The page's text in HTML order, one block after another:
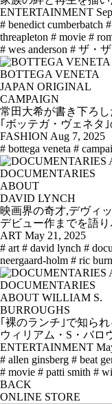
ENTERTAINMENT
# benedict cumberbatch
threapleton # movie #
# wes anderson # ザ・
BOTTEGA VENETA
JAPAN ORIGINAL
CAMPAIGN
常田大希が書き下ろし
｢ボッテガ・ヴェネタ
FASHION Aug 7, 2025
# bottega veneta #
DOCUMENTARIES
ABOUT
DAVID LYNCH
映画界の奇才,デヴィ
デビュー作までを語
ART May 21, 2025
# art # david lynch #
neergaard-holm # ric
DOCUMENTARIES
ABOUT WILLIAM S.
BURROUGHS
｢裸のランチ｣で知ら
ウィリアム・S・バロ
ENTERTAINMENT
# allen ginsberg # beat
# movie # patti smith #
BACK
ONLINE STORE